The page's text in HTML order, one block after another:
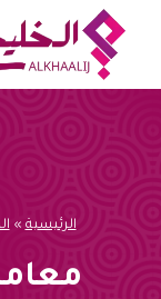
المحتوى
الرئيسية »